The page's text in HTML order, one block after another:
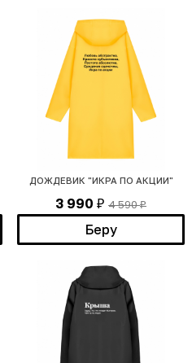
ДОЖДЕВИК "ИКРА ПО АКЦИИ"
3 990 ₽ 4 590₽
Беру